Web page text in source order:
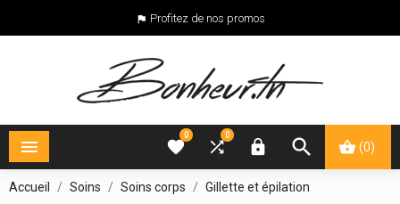
 Profitez de nos promos
 (0)


0

0
Accueil Soins Soins corps Gillette et épilation